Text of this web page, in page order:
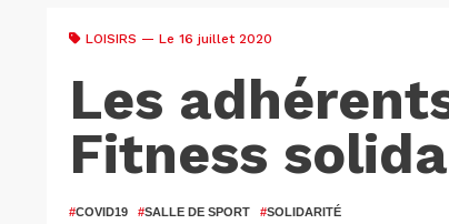
LOISIRS — Le 16 juillet 2020
Les
Fitness
#COVID19 #SALLE DE SPORT #SOLIDARITÉ